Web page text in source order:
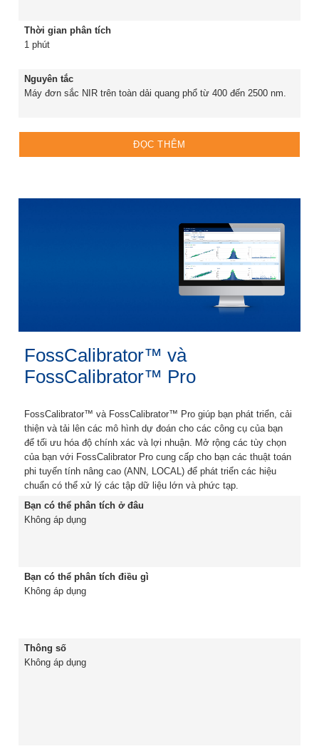
Thời gian phân tích
1 phút
Nguyên tắc
Máy đơn sắc NIR trên toàn dải quang phổ từ 400 đến 2500 nm.
ĐỌC THÊM
FossCalibrator™ và
FossCalibrator™ Pro
FossCalibrator™ và FossCalibrator™ Pro giúp bạn phát triển, cải
thiện và tải lên các mô hình dự đoán cho các công cụ của bạn
để tối ưu hóa độ chính xác và lợi nhuận. Mở rộng các tùy chọn
của bạn với FossCalibrator Pro cung cấp cho bạn các thuật toán
phi tuyến tính nâng cao (ANN, LOCAL) để phát triển các hiệu
chuẩn có thể xử lý các tập dữ liệu lớn và phức tạp.
Bạn có thể phân tích ở đâu
Không áp dụng
Bạn có thể phân tích điều gì
Không áp dụng
Thông số
Không áp dụng